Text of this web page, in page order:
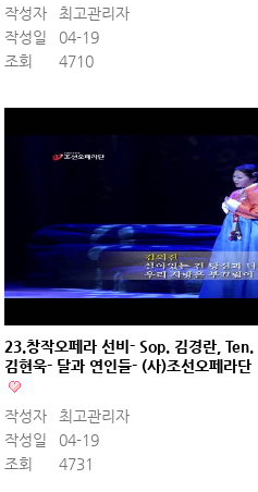
작성자
최고관리자
작성일
04-19
조회
4710
23.창작오페라 선비- Sop. 김경란, Ten.
김현욱- 달과 연인들- (사)조선오페라단
작성자
최고관리자
작성일
04-19
조회
4731